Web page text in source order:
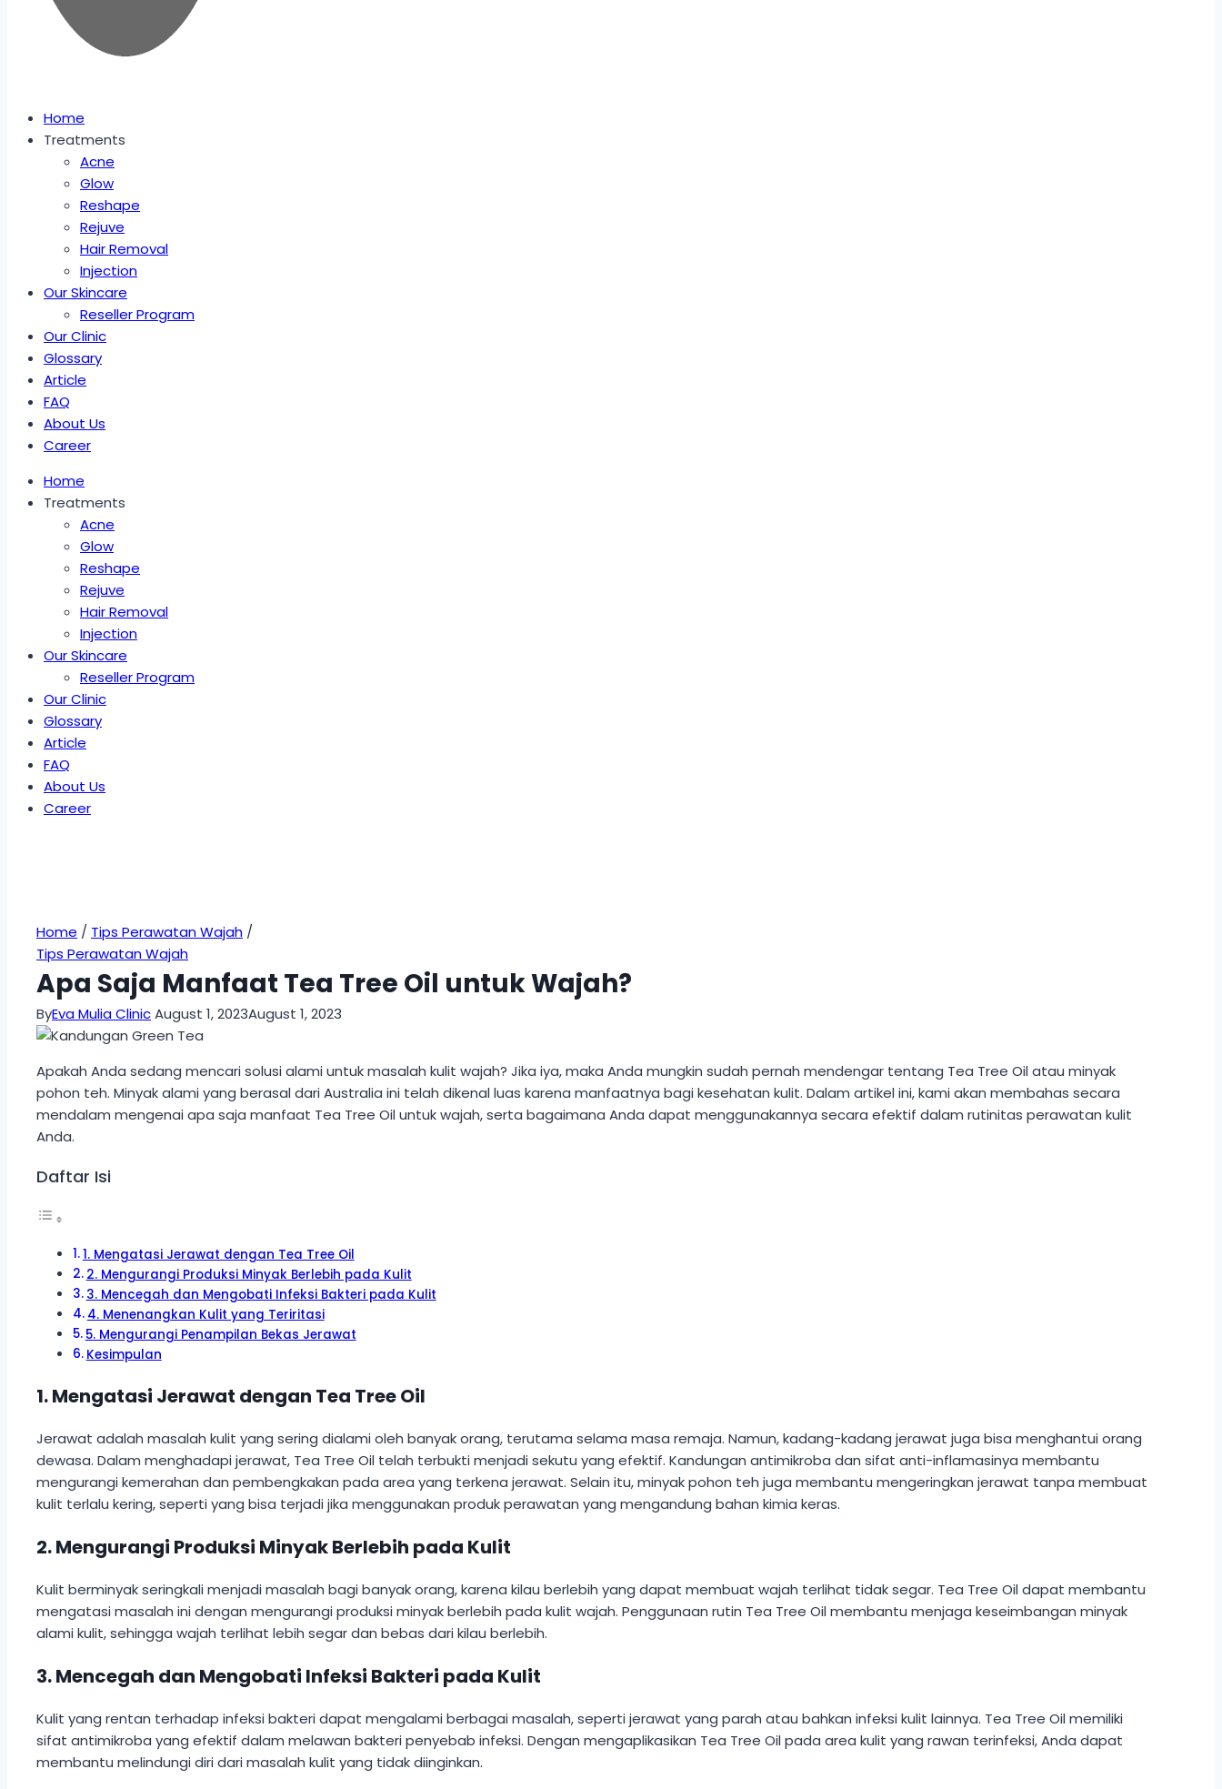
Home
Treatments
Acne
Glow
Reshape
Rejuve
Hair Removal
Injection
Our Skincare
Reseller Program
Our Clinic
Glossary
Article
FAQ
About Us
Career
Home
Treatments
Acne
Glow
Reshape
Rejuve
Hair Removal
Injection
Our Skincare
Reseller Program
Our Clinic
Glossary
Article
FAQ
About Us
Career
Home / Tips Perawatan Wajah /
Tips Perawatan Wajah
Apa Saja Manfaat Tea Tree Oil untuk Wajah?
ByEva Mulia ClinicAugust 1, 2023August 1, 2023
Apakah Anda sedang mencari solusi alami untuk masalah kulit wajah? Jika iya, maka Anda mungkin sudah pernah mendengar tentang Tea Tree Oil atau minyak
pohon teh. Minyak alami yang berasal dari Australia ini telah dikenal luas karena manfaatnya bagi kesehatan kulit. Dalam artikel ini, kami akan membahas secara
mendalam mengenai apa saja manfaat Tea Tree Oil untuk wajah, serta bagaimana Anda dapat menggunakannya secara efektif dalam rutinitas perawatan kulit
Anda.
Daftar Isi
1. Mengatasi Jerawat dengan Tea Tree Oil
2. Mengurangi Produksi Minyak Berlebih pada Kulit
3. Mencegah dan Mengobati Infeksi Bakteri pada Kulit
4. Menenangkan Kulit yang Teriritasi
5. Mengurangi Penampilan Bekas Jerawat
Kesimpulan
1. Mengatasi Jerawat dengan Tea Tree Oil
Jerawat adalah masalah kulit yang sering dialami oleh banyak orang, terutama selama masa remaja. Namun, kadang-kadang jerawat juga bisa menghantui orang
dewasa. Dalam menghadapi jerawat, Tea Tree Oil telah terbukti menjadi sekutu yang efektif. Kandungan antimikroba dan sifat anti-inflamasinya membantu
mengurangi kemerahan dan pembengkakan pada area yang terkena jerawat. Selain itu, minyak pohon teh juga membantu mengeringkan jerawat tanpa membuat
kulit terlalu kering, seperti yang bisa terjadi jika menggunakan produk perawatan yang mengandung bahan kimia keras.
2. Mengurangi Produksi Minyak Berlebih pada Kulit
Kulit berminyak seringkali menjadi masalah bagi banyak orang, karena kilau berlebih yang dapat membuat wajah terlihat tidak segar. Tea Tree Oil dapat membantu
mengatasi masalah ini dengan mengurangi produksi minyak berlebih pada kulit wajah. Penggunaan rutin Tea Tree Oil membantu menjaga keseimbangan minyak
alami kulit, sehingga wajah terlihat lebih segar dan bebas dari kilau berlebih.
3. Mencegah dan Mengobati Infeksi Bakteri pada Kulit
Kulit yang rentan terhadap infeksi bakteri dapat mengalami berbagai masalah, seperti jerawat yang parah atau bahkan infeksi kulit lainnya. Tea Tree Oil memiliki
sifat antimikroba yang efektif dalam melawan bakteri penyebab infeksi. Dengan mengaplikasikan Tea Tree Oil pada area kulit yang rawan terinfeksi, Anda dapat
membantu melindungi diri dari masalah kulit yang tidak diinginkan.